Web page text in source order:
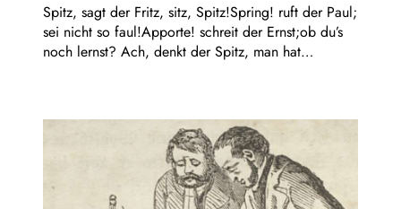
Spitz, sagt der Fritz, sitz, Spitz!Spring! ruft der Paul;
sei nicht so faul!Apporte! schreit der Ernst;ob du’s
noch lernst? Ach, denkt der Spitz, man hat…